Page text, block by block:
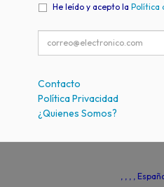
He leído y acepto la Política
Contacto
Política Privacidad
¿Quienes Somos?
, , , ,